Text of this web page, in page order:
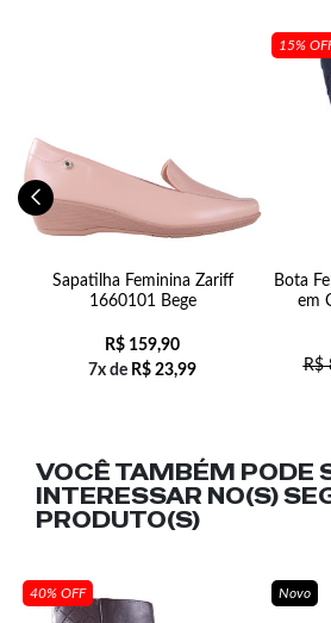
Sapatilha Feminina Zariff
1660101 Bege
R$ 159,90
7x de R$ 23,99
15%
Bota
em
R$
VOCÊ TAMBÉM PODE
INTERESSAR NO(S)
PRODUTO(S)
40% OFF Novo